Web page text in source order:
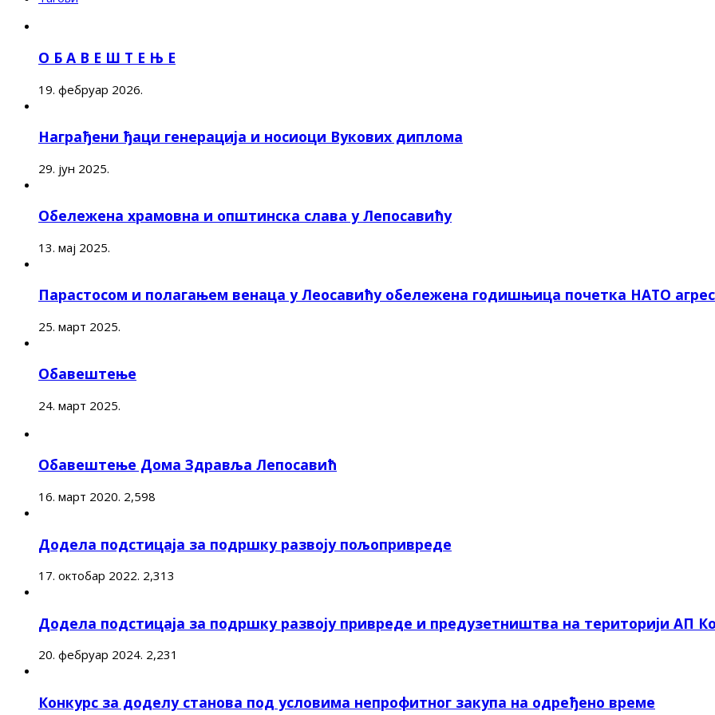
О Б А В Е Ш Т Е Њ Е
19. фебруар 2026.
Награђени ђаци генерација и носиоци Вукових диплома
29. јун 2025.
Обележена храмовна и општинска слава у Лепосавићу
13. мај 2025.
Парастосом и полагањем венаца у Леосавићу обележена годишњица почетка НАТО
25. март 2025.
Обавештење
24. март 2025.
Обавештење Дома Здравља Лепосавић
16. март 2020. 2,598
Додела подстицаја за подршку развоју пољопривреде
17. октобар 2022. 2,313
Додела подстицаја за подршку развоју привреде и предузетништва на територији АП
20. фебруар 2024. 2,231
Конкурс за доделу станова под условима непрофитног закупа на одређено време